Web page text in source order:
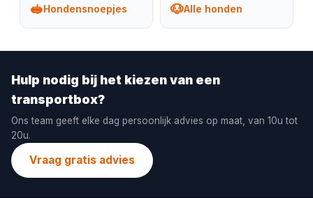
🥪Hondensnoepjes 🐶Alle honden
Hulp nodig bij het kiezen van een
transportbox?
Ons team geeft elke dag persoonlijk advies op maat, van 10u tot
20u.
Vraag gratis advies